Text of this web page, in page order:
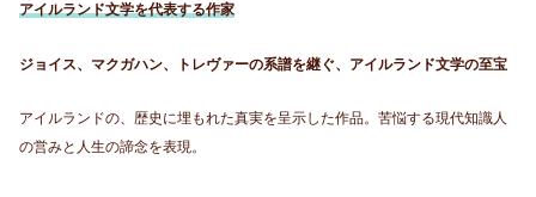
アイルランド文学を代表する作家
ジョイス、マクガハン、トレヴァーの系譜を継ぐ、アイルランド文学の至宝
アイルランドの、歴史に埋もれた真実を呈示した作品。苦悩する現代知識人
の営みと人生の諦念を表現。